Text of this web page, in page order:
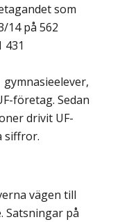
t som
14 på 562
431
företag. Sedan
drivit UF-
siffror.
vägen till
Satsningar på